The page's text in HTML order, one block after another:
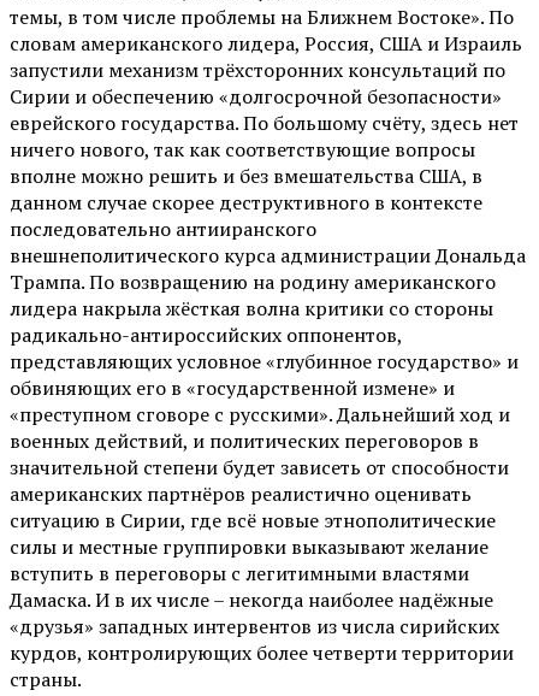
темы, в том числе проблемы на Ближнем Востоке». По
словам американского лидера, Россия, США и Израиль
запустили механизм трёхсторонних консультаций по
Сирии и обеспечению «долгосрочной безопасности»
еврейского государства. По большому счёту, здесь нет
ничего нового, так как соответствующие вопросы
вполне можно решить и без вмешательства США, в
данном случае скорее деструктивного в контексте
последовательно антииранского
внешнеполитического курса администрации Дональда
Трампа. По возвращению на родину американского
лидера накрыла жёсткая волна критики со стороны
радикально-антироссийских оппонентов,
представляющих условное «глубинное государство» и
обвиняющих его в «государственной измене» и
«преступном сговоре с русскими». Дальнейший ход и
военных действий, и политических переговоров в
значительной степени будет зависеть от способности
американских партнёров реалистично оценивать
ситуацию в Сирии, где всё новые этнополитические
силы и местные группировки выказывают желание
вступить в переговоры с легитимными властями
Дамаска. И в их числе – некогда наиболее надёжные
«друзья» западных интервентов из числа сирийских
курдов, контролирующих более четверти территории
страны.